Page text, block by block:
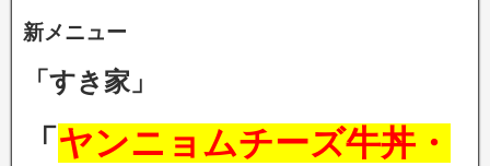
新メニュー
「すき家」
「 ヤンニョムチーズ牛丼・